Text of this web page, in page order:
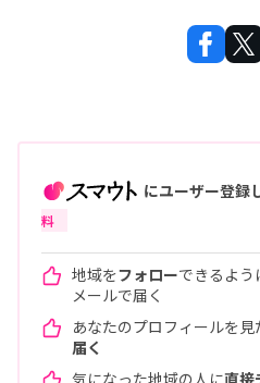
にユーザー登録
料
地域をフォローできるよう
メールで届く
あなたのプロフィールを見
届く
気になった地域の人に直接